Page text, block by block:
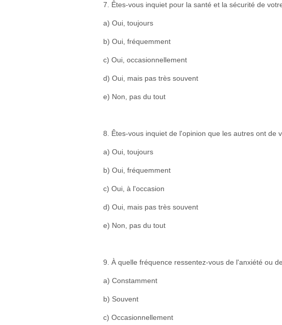
7. Êtes-vous inquiet pour la santé et la sécurité de
a) Oui, toujours
b) Oui, fréquemment
c) Oui, occasionnellement
d) Oui, mais pas très souvent
e) Non, pas du tout
8. Êtes-vous inquiet de l'opinion que les autres ont de
a) Oui, toujours
b) Oui, fréquemment
c) Oui, à l'occasion
d) Oui, mais pas très souvent
e) Non, pas du tout
9. À quelle fréquence ressentez-vous de l'anxiété ou
a) Constamment
b) Souvent
c) Occasionnellement